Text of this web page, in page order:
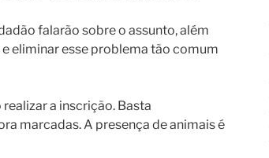
falarão sobre o assunto, além
eliminar esse problema tão comum
a inscrição. Basta
marcadas. A presença de animais é